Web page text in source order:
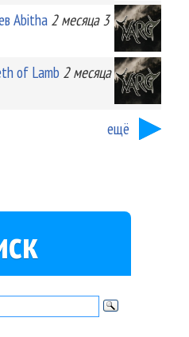
Abitha 2 месяца 3
of Lamb 2 месяца
ещё